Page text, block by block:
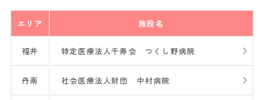
エリア 施設名
福井 特定医療法人千寿会 つくし野病院
丹南 社会医療法人財団 中村病院